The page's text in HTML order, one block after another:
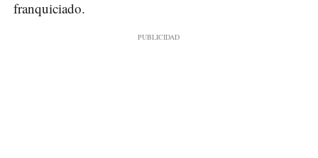
franquiciado.